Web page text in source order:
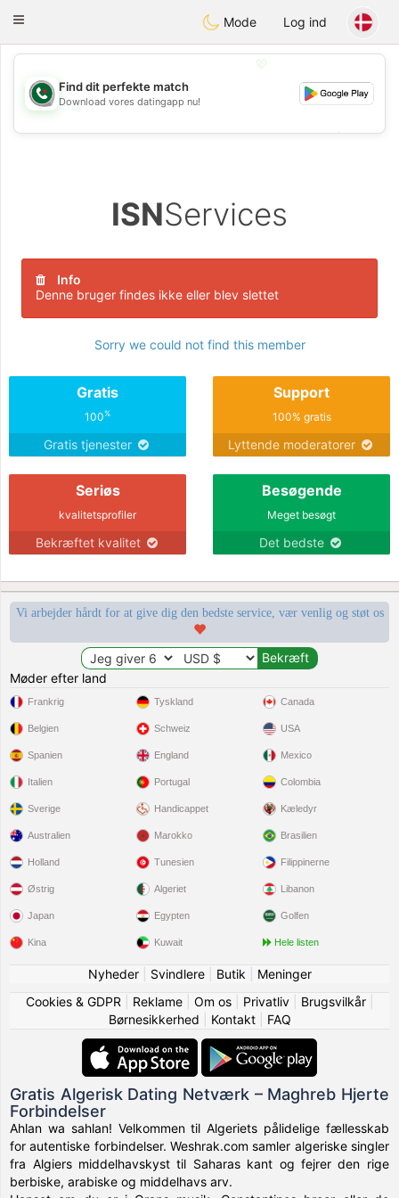
Weshrak
Toggle
Mode Log ind
💖
💕
Find dit perfekte match
Download vores datingapp nu!
ISNServices
Info
Denne bruger findes ikke eller blev slettet
Sorry we could not find this member
Gratis
100%
Gratis tjenester
Support
100% gratis
Lyttende moderatorer
Seriøs
kvalitetsprofiler
Bekræftet kvalitet
Besøgende
Meget besøgt
Det bedste
Vi arbejder hårdt for at give dig den bedste service, vær venlig og støt os
Møder efter land
Frankrig
Belgien
Spanien
Italien
Sverige
Tyskland
Schweiz
England
Portugal
Handicappet
Canada
USA
Mexico
Colombia
Kæledyr
Australien
Holland
Østrig
Japan
Kina
Marokko
Tunesien
Algeriet
Egypten
Kuwait
Brasilien
Filippinerne
Libanon
Golfen
Hele listen
Nyheder| Svindlere| Butik
Meninger
Cookies & GDPR
Reklame| Om os| Privatliv| Brugsvilkår|
Børnesikkerhed
Kontakt| FAQ
Gratis Algerisk Dating Netværk – Maghreb Hjerte
Forbindelser
Ahlan wa sahlan! Velkommen til Algeriets pålidelige fællesskab
for autentiske forbindelser. Weshrak.com samler algeriske singler
fra Algiers middelhavskyst til Saharas kant og fejrer den rige
berbiske, arabiske og middelhavs arv.